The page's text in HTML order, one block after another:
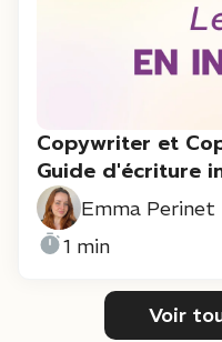
Copywriter et
Guide d'écriture
Emma Perinet
1 min
Voir